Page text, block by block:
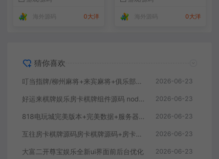
海外源码 0大洋 海外源码 0大洋
猜你喜欢
叮当指牌/柳州麻将+来宾麻将+俱乐部整套源码界面优美 (完美运营版) 2026-06-23
好运来棋牌娱乐房卡棋牌组件源码 nodejs棋牌源码/红色+蓝色双客户端/控制+库存 2026-06-23
818电玩城完美版本+完美数据+服务器打包+无授权 2026-06-23
互往房卡棋牌源码房卡棋牌源码+房卡功能+多款麻将 2026-06-23
大富二开尊宝娱乐全新ui界面前后台优化 2026-06-23